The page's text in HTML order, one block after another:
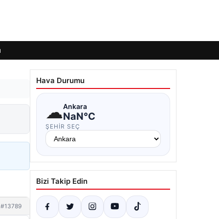
#13789
Hava Durumu
☁Ankara
NaN°C
ŞEHIR SEÇ
Bizi Takip Edin